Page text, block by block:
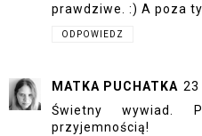
prawdziwe. :) A poza
ODPOWIEDZ
MATKA PUCHATKA 23
Świetny wywiad.
przyjemnością!